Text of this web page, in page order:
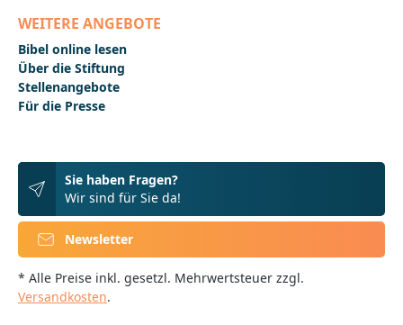
WEITERE ANGEBOTE
Bibel online lesen
Über die Stiftung
Stellenangebote
Für die Presse
Sie haben Fragen?
Wir sind für Sie da!
Newsletter
* Alle Preise inkl. gesetzl. Mehrwertsteuer zzgl.
Versandkosten.